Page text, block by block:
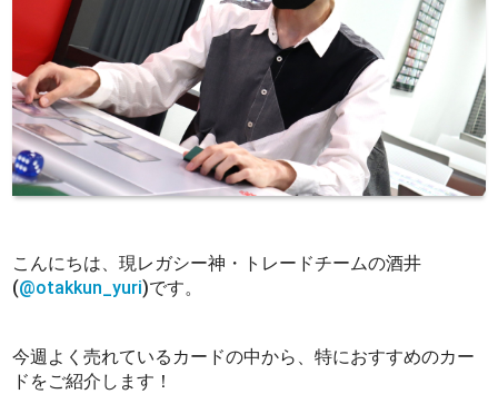
こんにちは、現レガシー神・トレードチームの酒井
(@otakkun_yuri)です。
今週よく売れているカードの中から、特におすすめのカー
ドをご紹介します！